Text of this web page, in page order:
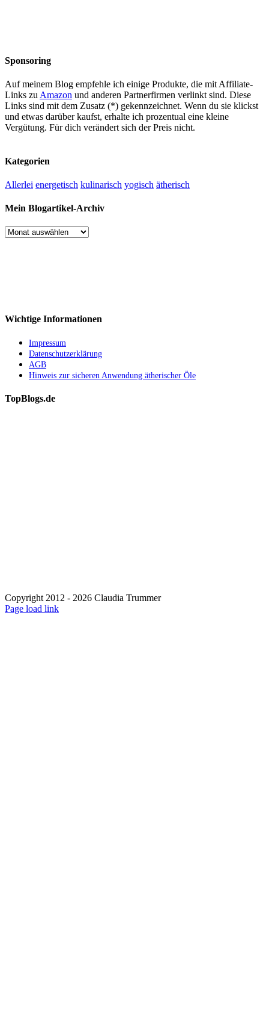
Sponsoring
Auf meinem Blog empfehle ich einige Produkte, die mit Affiliate-
Links zu Amazon und anderen Partnerfirmen verlinkt sind. Diese
Links sind mit dem Zusatz (*) gekennzeichnet. Wenn du sie klickst
und etwas darüber kaufst, erhalte ich prozentual eine kleine
Vergütung. Für dich verändert sich der Preis nicht.
Kategorien
Allerlei energetisch kulinarisch yogisch ätherisch
Mein Blogartikel-Archiv
Mein
Wichtige Informationen
Impressum
Datenschutzerklärung
AGB
Hinweis zur sicheren Anwendung ätherischer Öle
TopBlogs.de
Copyright 2012 - 2026 Claudia Trummer
Page load link